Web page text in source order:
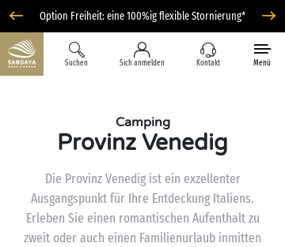
Option Freiheit: eine 100%ig flexible Stornierung*
Suchen Sich anmelden Kontakt Menü
Camping
Provinz Venedig
Die Provinz Venedig ist ein exzellenter
Ausgangspunkt für Ihre Entdeckung Italiens.
Erleben Sie einen romantischen Aufenthalt zu
zweit oder auch einen Familienurlaub inmitten